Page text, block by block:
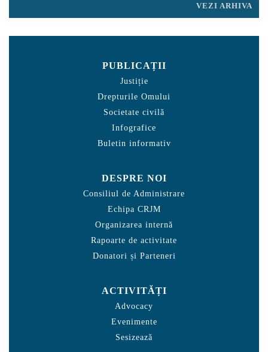
VEZI ARHIVA
PUBLICAȚII
Justiție
Drepturile Omului
Societate civilă
Infografice
Buletin informativ
DESPRE NOI
Consiliul de Administrare
Echipa CRJM
Organizarea internă
Rapoarte de activitate
Donatori și Parteneri
ACTIVITĂȚI
Advocacy
Evenimente
Sesizează